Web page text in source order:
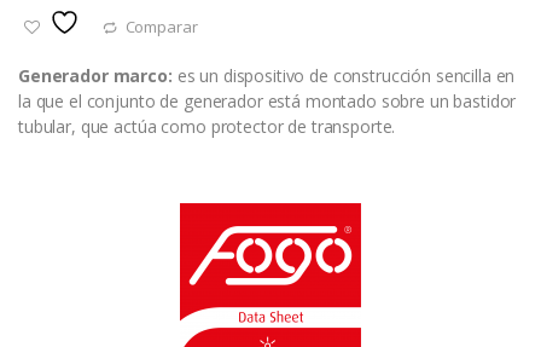
Comparar
Generador marco: es un dispositivo de construcción sencilla en
la que el conjunto de generador está montado sobre un bastidor
tubular, que actúa como protector de transporte.